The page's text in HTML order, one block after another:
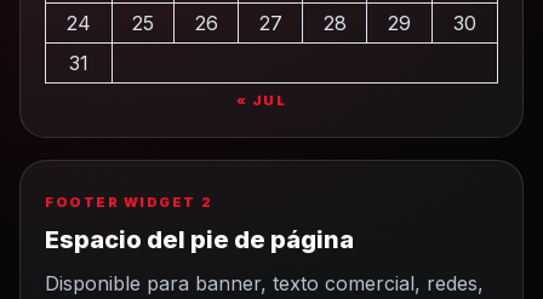
24
25 26 27 28 29
30
31
« JUL
FOOTER WIDGET 2
Espacio del pie de página
Disponible para banner, texto comercial, redes,